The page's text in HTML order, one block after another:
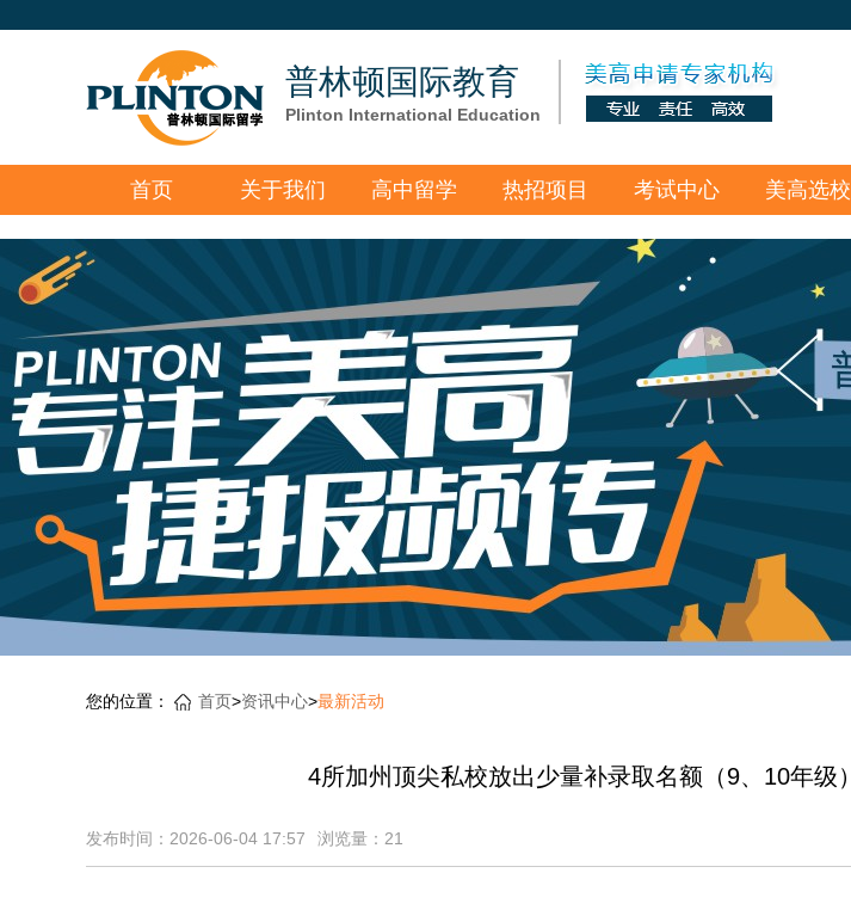
普林顿国际教育
Plinton International Education
首页 关于我们 高中留学 热招项目 考试中心 美高选校
您的位置： 首页>资讯中心>最新活动
4所加州顶尖私校放出少量补录取名额（9、10年级）
发布时间：2026-06-04 17:57 浏览量： 21